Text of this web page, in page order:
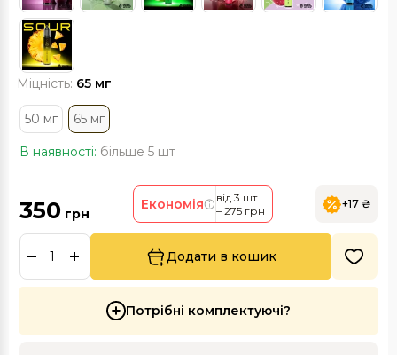
Міцність: 65 мг
50 мг 65 мг
В наявності: більше 5 шт
350 грн
Економія
від 3 шт.
– 275 грн
+17 ₴
Додати в кошик
Потрібні комплектуючі?